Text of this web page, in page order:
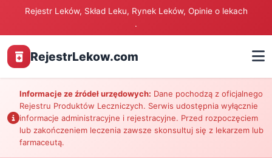
Rejestr Leków, Skład Leku, Rynek Leków, Opinie o lekach
.
RejestrLekow.com
Informacje ze źródeł urzędowych: Dane pochodzą z oficjalnego
Rejestru Produktów Leczniczych. Serwis udostępnia wyłącznie
informacje administracyjne i rejestracyjne. Przed rozpoczęciem
lub zakończeniem leczenia zawsze skonsultuj się z lekarzem lub
farmaceutą.